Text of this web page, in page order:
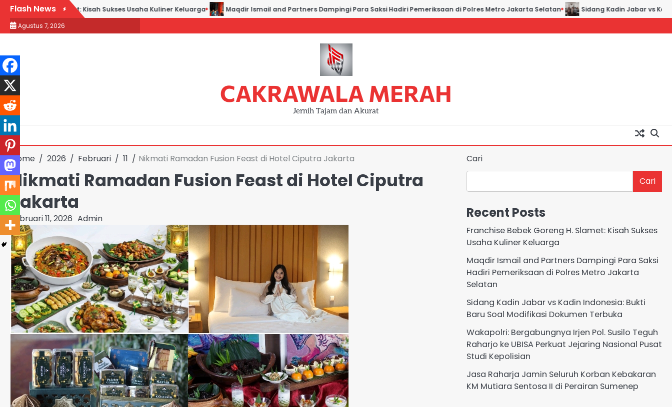
Skip
content
Flash News
Goreng H. Slamet: Kisah Sukses Usaha Kuliner Keluarga Maqdir Ismail and Partners Dampingi Para Saksi Hadiri Pemeriksaan di Polres Metro Jakarta Selatan Sidang Kadin Jabar vs Kadin
Agustus 7, 2026
CAKRAWALA MERAH
Jernih Tajam dan Akurat
Home 2026 Februari 11 Nikmati Ramadan Fusion Feast di Hotel Ciputra Jakarta
Nikmati Ramadan Fusion Feast di Hotel Ciputra
Jakarta
Februari 11, 2026 Admin
Cari
Cari
Recent Posts
Franchise Bebek Goreng H. Slamet: Kisah Sukses
Usaha Kuliner Keluarga
Maqdir Ismail and Partners Dampingi Para Saksi
Hadiri Pemeriksaan di Polres Metro Jakarta
Selatan
Sidang Kadin Jabar vs Kadin Indonesia: Bukti
Baru Soal Modifikasi Dokumen Terbuka
Wakapolri: Bergabungnya Irjen Pol. Susilo Teguh
Raharjo ke UBISA Perkuat Jejaring Nasional Pusat
Studi Kepolisian
Jasa Raharja Jamin Seluruh Korban Kebakaran
KM Mutiara Sentosa II di Perairan Sumenep